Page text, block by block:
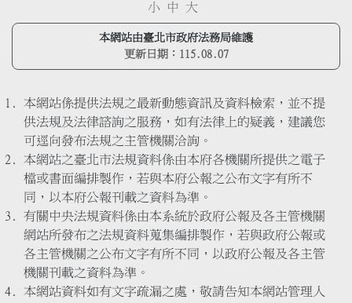
小 中 大
本網站由臺北市政府法務局維護
更新日期： 115.08.07
本網站係提供法規之最新動態資訊及資料檢索，並不提
供法規及法律諮詢之服務，如有法律上的疑義，建議您
可逕向發布法規之主管機關洽詢。
本網站之臺北市法規資料係由本府各機關所提供之電子
檔或書面編排製作，若與本府公報之公布文字有所不
同，以本府公報刊載之資料為準。
有關中央法規資料係由本系統於政府公報及各主管機關
網站所發布之法規資料蒐集編排製作，若與政府公報或
各主管機關之公布文字有所不同，以政府公報及各主管
機關刊載之資料為準。
本網站資料如有文字疏漏之處，敬請告知本網站管理人